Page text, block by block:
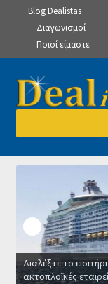
Blog Dealistas
Διαγωνισμοί
Ποιοί είμαστε
Απευθείας
μετάβαση
πλοήγηση
Μετάβαση
σε
Αρχική
Manage
Manage
Manage
Διαλέξτε το
ακτοπλοϊκές